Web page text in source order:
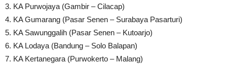
3. KA Purwojaya (Gambir – Cilacap)
4. KA Gumarang (Pasar Senen – Surabaya Pasarturi)
5. KA Sawunggalih (Pasar Senen – Kutoarjo)
6. KA Lodaya (Bandung – Solo Balapan)
7. KA Kertanegara (Purwokerto – Malang)